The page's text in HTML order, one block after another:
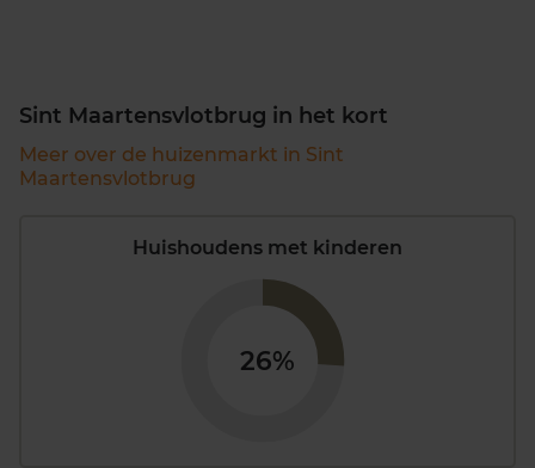
Sint Maartensvlotbrug in het kort
Meer over de huizenmarkt in Sint
Maartensvlotbrug
Huishoudens met kinderen
26%